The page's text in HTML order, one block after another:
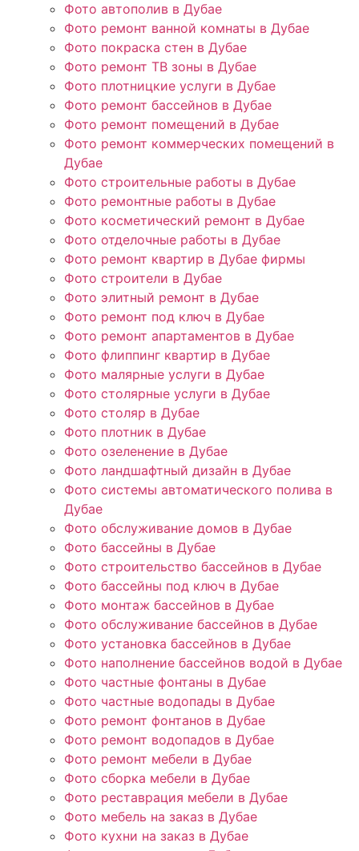
Фото автополив в Дубае
Фото ремонт ванной комнаты в Дубае
Фото покраска стен в Дубае
Фото ремонт ТВ зоны в Дубае
Фото плотницкие услуги в Дубае
Фото ремонт бассейнов в Дубае
Фото ремонт помещений в Дубае
Фото ремонт коммерческих помещений в
Дубае
Фото строительные работы в Дубае
Фото ремонтные работы в Дубае
Фото косметический ремонт в Дубае
Фото отделочные работы в Дубае
Фото ремонт квартир в Дубае фирмы
Фото строители в Дубае
Фото элитный ремонт в Дубае
Фото ремонт под ключ в Дубае
Фото ремонт апартаментов в Дубае
Фото флиппинг квартир в Дубае
Фото малярные услуги в Дубае
Фото столярные услуги в Дубае
Фото столяр в Дубае
Фото плотник в Дубае
Фото озеленение в Дубае
Фото ландшафтный дизайн в Дубае
Фото системы автоматического полива в
Дубае
Фото обслуживание домов в Дубае
Фото бассейны в Дубае
Фото строительство бассейнов в Дубае
Фото бассейны под ключ в Дубае
Фото монтаж бассейнов в Дубае
Фото обслуживание бассейнов в Дубае
Фото установка бассейнов в Дубае
Фото наполнение бассейнов водой в Дубае
Фото частные фонтаны в Дубае
Фото частные водопады в Дубае
Фото ремонт фонтанов в Дубае
Фото ремонт водопадов в Дубае
Фото ремонт мебели в Дубае
Фото сборка мебели в Дубае
Фото реставрация мебели в Дубае
Фото мебель на заказ в Дубае
Фото кухни на заказ в Дубае